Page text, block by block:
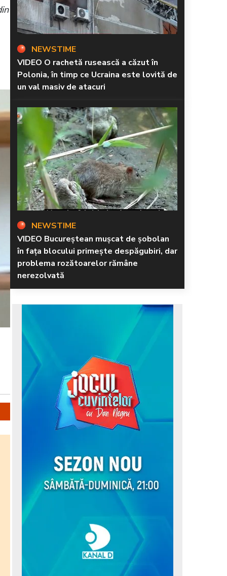
NEWSTIME
VIDEO O rachetă rusească a căzut în
Polonia, în timp ce Ucraina este lovită de
un val masiv de atacuri
NEWSTIME
VIDEO Bucureștean mușcat de șobolan
în fața blocului primește despăgubiri, dar
problema rozătoarelor rămâne
nerezolvată